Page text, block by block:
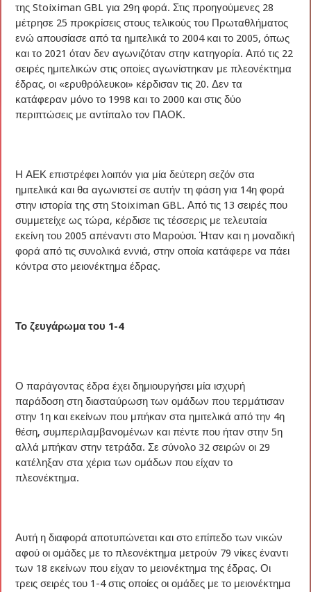
της Stoiximan GBL για 29η φορά. Στις προηγούμενες 28
μέτρησε 25 προκρίσεις στους τελικούς του Πρωταθλήματος
ενώ απουσίασε από τα ημιτελικά το 2004 και το 2005, όπως
και το 2021 όταν δεν αγωνιζόταν στην κατηγορία. Από τις 22
σειρές ημιτελικών στις οποίες αγωνίστηκαν με πλεονέκτημα
έδρας, οι «ερυθρόλευκοι» κέρδισαν τις 20. Δεν τα
κατάφεραν μόνο το 1998 και το 2000 και στις δύο
περιπτώσεις με αντίπαλο τον ΠΑΟΚ.
Η ΑΕΚ επιστρέφει λοιπόν για μία δεύτερη σεζόν στα
ημιτελικά και θα αγωνιστεί σε αυτήν τη φάση για 14η φορά
στην ιστορία της στη Stoiximan GBL. Από τις 13 σειρές που
συμμετείχε ως τώρα, κέρδισε τις τέσσερις με τελευταία
εκείνη του 2005 απέναντι στο Μαρούσι. Ήταν και η μοναδική
φορά από τις συνολικά εννιά, στην οποία κατάφερε να πάει
κόντρα στο μειονέκτημα έδρας.
Το ζευγάρωμα του 1-4
Ο παράγοντας έδρα έχει δημιουργήσει μία ισχυρή
παράδοση στη διασταύρωση των ομάδων που τερμάτισαν
στην 1η και εκείνων που μπήκαν στα ημιτελικά από την 4η
θέση, συμπεριλαμβανομένων και πέντε που ήταν στην 5η
αλλά μπήκαν στην τετράδα. Σε σύνολο 32 σειρών οι 29
κατέληξαν στα χέρια των ομάδων που είχαν το
πλεονέκτημα.
Αυτή η διαφορά αποτυπώνεται και στο επίπεδο των νικών
αφού οι ομάδες με το πλεονέκτημα μετρούν 79 νίκες έναντι
των 18 εκείνων που είχαν το μειονέκτημα της έδρας. Οι
τρεις σειρές του 1-4 στις οποίες οι ομάδες με το μειονέκτημα